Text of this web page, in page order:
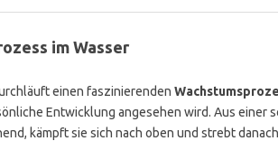
im Wasser
einen faszinierenden
Entwicklung angesehen wird. Aus einer
kämpft sie sich nach oben und strebt